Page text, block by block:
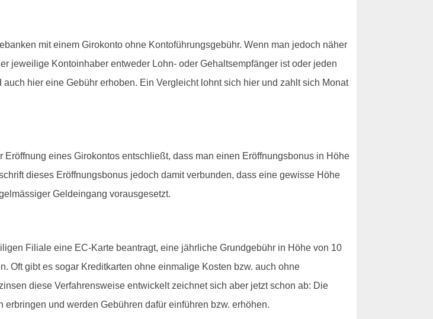
mit einem Girokonto ohne Kontoführungsgebühr. Wenn man jedoch näher
jeweilige Kontoinhaber entweder Lohn- oder Gehaltsempfänger ist oder jeden
hier eine Gebühr erhoben. Ein Vergleicht lohnt sich hier und zahlt sich Monat
eines Girokontos entschließt, dass man einen Eröffnungsbonus in Höhe
dieses Eröffnungsbonus jedoch damit verbunden, dass eine gewisse Höhe
Geldeingang vorausgesetzt.
Filiale eine EC-Karte beantragt, eine jährliche Grundgebühr in Höhe von 10
Oft gibt es sogar Kreditkarten ohne einmalige Kosten bzw. auch ohne
diese Verfahrensweise entwickelt zeichnet sich aber jetzt schon ab: Die
und werden Gebühren dafür einführen bzw. erhöhen.